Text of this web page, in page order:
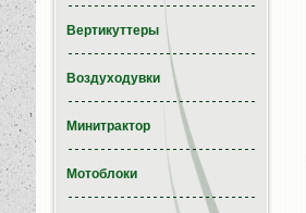
Вертикуттеры
Воздуходувки
Минитрактор
Мотоблоки